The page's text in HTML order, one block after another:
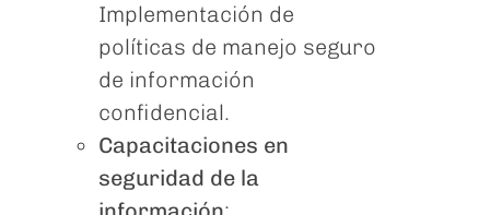
Implementación de
políticas de manejo seguro
de información
confidencial.
Capacitaciones en
seguridad de la